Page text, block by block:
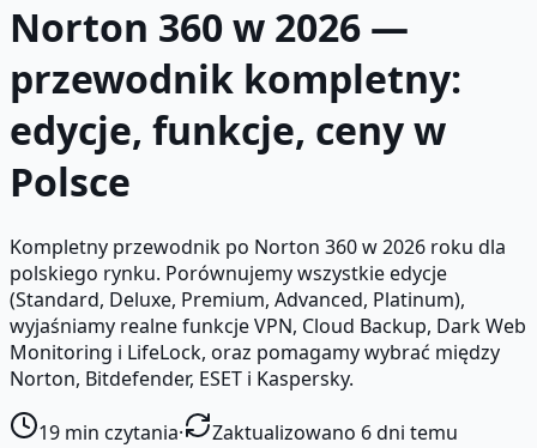
Norton 360 w 2026 —
przewodnik kompletny:
edycje, funkcje, ceny w
Polsce
Kompletny przewodnik po Norton 360 w 2026 roku dla
polskiego rynku. Porównujemy wszystkie edycje
(Standard, Deluxe, Premium, Advanced, Platinum),
wyjaśniamy realne funkcje VPN, Cloud Backup, Dark Web
Monitoring i LifeLock, oraz pomagamy wybrać między
Norton, Bitdefender, ESET i Kaspersky.
19 min czytania· Zaktualizowano 6 dni temu